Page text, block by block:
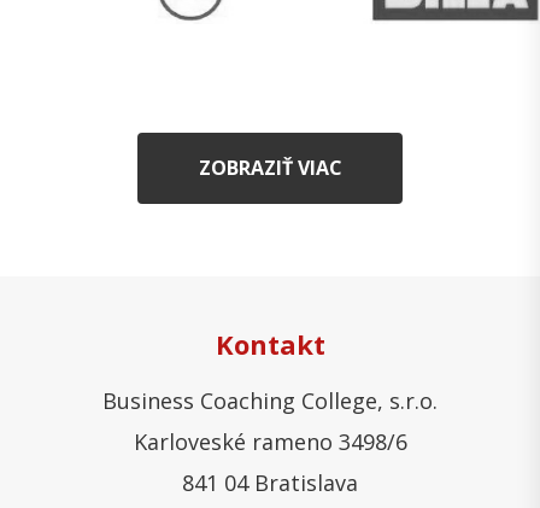
ZOBRAZIŤ VIAC
Kontakt
Business Coaching College, s.r.o.
Karloveské rameno 3498/6
841 04 Bratislava